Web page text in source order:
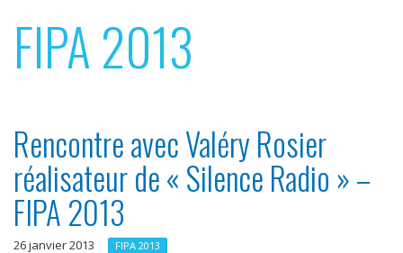
FIPA 2013
Rencontre avec Valéry Rosier
réalisateur de « Silence Radio » –
FIPA 2013
26 janvier 2013 FIPA 2013